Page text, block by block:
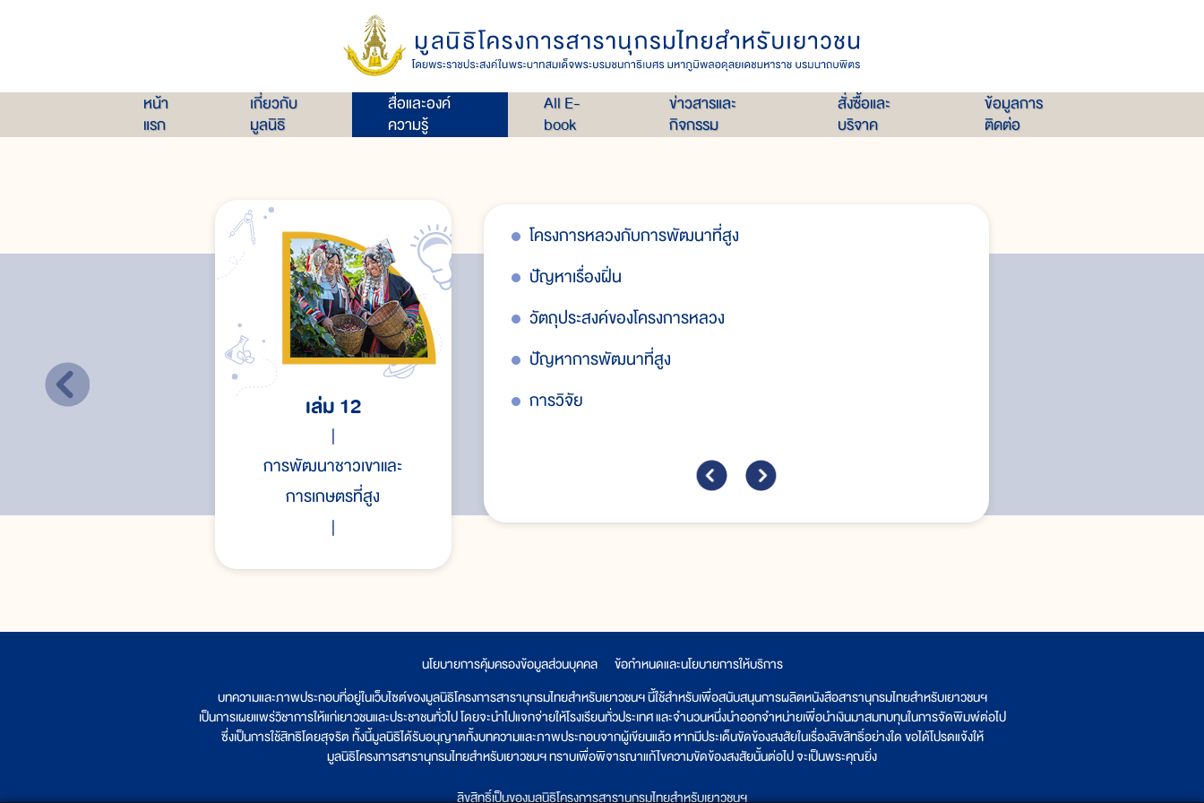
หน้า
แรก
เกี่ยวกับ
มูลนิธิ
สื่อและองค์
ความรู้
All E-
book
ข่าวสารและ
กิจกรรม
สั่งซื้อและ
บริจาค
ข้อมูลการ
ติดต่อ
เล่ม 12
การพัฒนาชาวเขาและ
การเกษตรที่สูง
การเลี้ยงสัตว์และการประมงบนที่สูง
ข้อแนะนำในการทำการเกษตรบนที่สูง
โครงการหลวงกับการพัฒนาที่สูง
ปัญหาเรื่องฝิ่น
วัตถุประสงค์ของโครงการหลวง
ปัญหาการพัฒนาที่สูง
การวิจัย
นโยบายการคุ้มครองข้อมูลส่วนบุคคล
ข้อกำหนดและนโยบายการให้บริการ
บทความและภาพประกอบที่อยู่ในเว็บไซต์ของมูลนิธิโครงการสารานุกรมไทยสำหรับเยาวชนฯ นี้ใช้สำหรับเพื่อสนับสนุนการผลิตหนังสือสารานุกรมไทยสำหรับเยาวชนฯ
เป็นการเผยแพร่วิชาการให้แก่เยาวชนและประชาชนทั่วไป โดยจะนำไปแจกจ่ายให้โรงเรียนทั่วประเทศ และจำนวนหนึ่งนำออกจำหน่ายเพื่อนำเงินมาสมทบทุนในการจัดพิมพ์ต่อไป
ซึ่งเป็นการใช้สิทธิโดยสุจริต ทั้งนี้มูลนิธิได้รับอนุญาตทั้งบทความและภาพประกอบจากผู้เขียนแล้ว หากมีประเด็นขัดข้องสงสัยในเรื่องลิขสิทธิ์อย่างใด ขอได้โปรดแจ้งให้
มูลนิธิโครงการสารานุกรมไทยสำหรับเยาวชนฯ ทราบเพื่อพิจารณาแก้ไขความขัดข้องสงสัยนั้นต่อไป จะเป็นพระคุณยิ่ง
ลิขสิทธิ์เป็นของมูลนิธิโครงการสารานุกรมไทยสำหรับเยาวชนฯ